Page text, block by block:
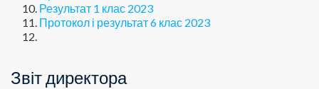
Результат 1 клас 2023
Протокол і результат 6 клас 2023
Звіт директора